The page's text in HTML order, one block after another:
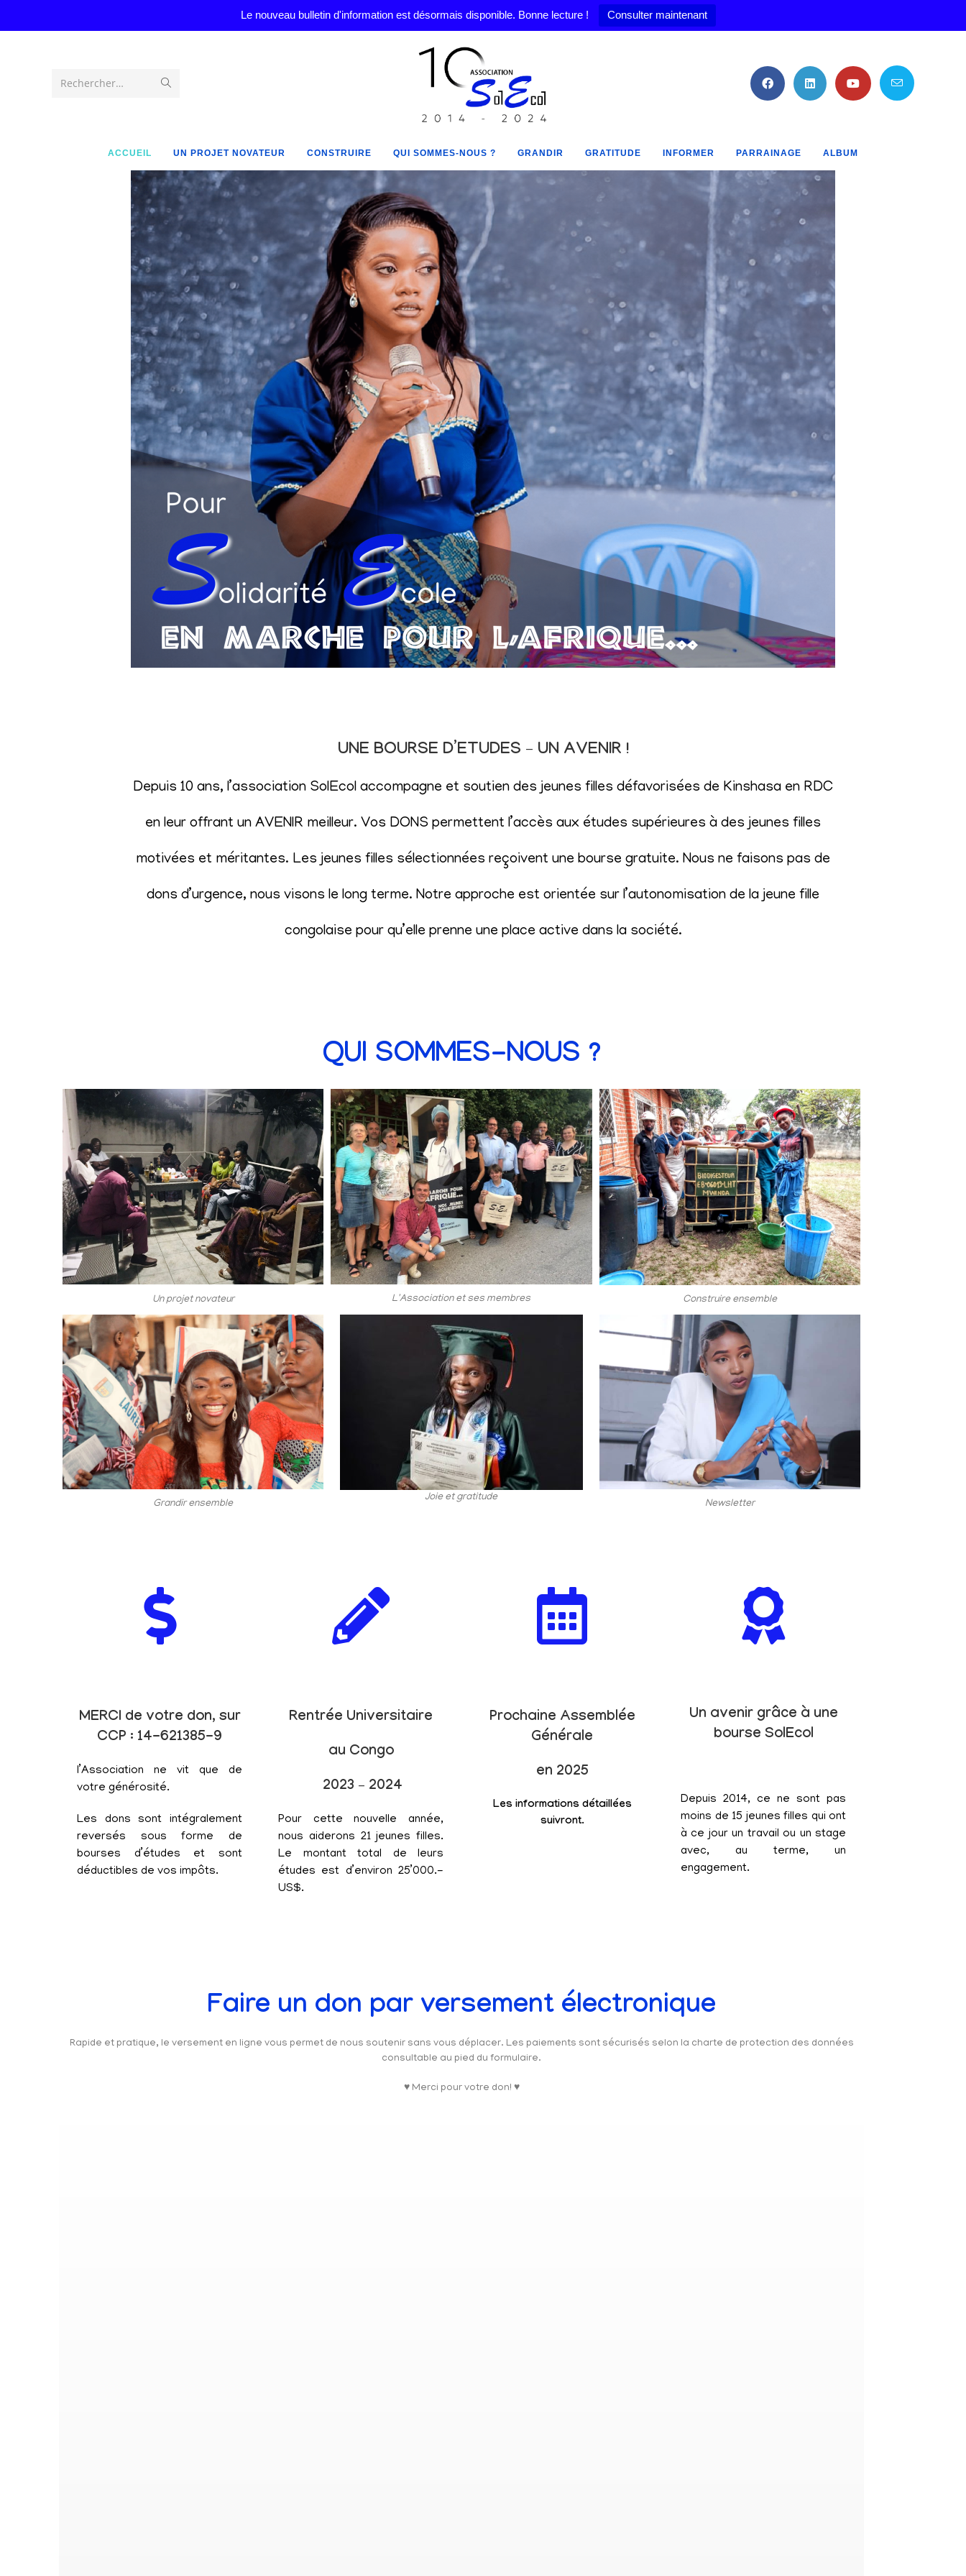
Le nouveau bulletin d'information est désormais disponible. Bonne lecture ! Consulter maintenant
Rechercher…
ACCUEIL UN PROJET NOVATEUR CONSTRUIRE QUI SOMMES-NOUS ? GRANDIR GRATITUDE INFORMER PARRAINAGE ALBUM
UNE BOURSE D’ETUDES – UN AVENIR !
Depuis 10 ans, l’association SolEcol accompagne et soutien des jeunes filles défavorisées de Kinshasa en RDC
en leur offrant un AVENIR meilleur. Vos DONS permettent l’accès aux études supérieures à des jeunes filles
motivées et méritantes. Les jeunes filles sélectionnées reçoivent une bourse gratuite. Nous ne faisons pas de
dons d’urgence, nous visons le long terme. Notre approche est orientée sur l’autonomisation de la jeune fille
congolaise pour qu’elle prenne une place active dans la société.
QUI SOMMES-NOUS ?
Un projet novateur L'Association et ses membres Construire ensemble
Grandir ensemble
Joie et gratitude
Newsletter
MERCI de votre don, sur
CCP : 14-621385-9
l’Association ne vit que de
votre générosité.
Les dons sont intégralement
reversés sous forme de
bourses d’études et sont
déductibles de vos impôts.
Rentrée Universitaire
au Congo
2023 – 2024
Pour cette nouvelle année,
nous aiderons 21 jeunes filles.
Le montant total de leurs
études est d’environ 25’000.-
US$.
Prochaine Assemblée
Générale
en 2025
Les informations détaillées
suivront.
Un avenir grâce à une
bourse SolEcol
Depuis 2014, ce ne sont pas
moins de 15 jeunes filles qui ont
à ce jour un travail ou un stage
avec, au terme, un
engagement.
Faire un don par versement électronique
Rapide et pratique, le versement en ligne vous permet de nous soutenir sans vous déplacer. Les paiements sont sécurisés selon la charte de protection des données
consultable au pied du formulaire.
♥ Merci pour votre don! ♥